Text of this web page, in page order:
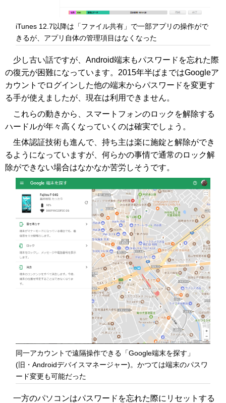
iTunes 12.7以降は「ファイル共有」で一部アプリの操作がで
きるが、アプリ自体の管理項目はなくなった
少し古い話ですが、Android端末もパスワードを忘れた際
の復元が困難になっています。2015年半ばまではGoogleア
カウントでログインした他の端末からパスワードを変更す
る手が使えましたが、現在は利用できません。
これらの動きから、スマートフォンのロックを解除する
ハードルが年々高くなっていくのは確実でしょう。
生体認証技術も進んで、持ち主は楽に施錠と解除ができ
るようになっていますが、何らかの事情で通常のロック解
除ができない場合はなかなか苦労しそうです。
同一アカウントで遠隔操作できる「Google端末を探す」
(旧・Androidデバイスマネージャー)。かつては端末のパスワ
ード変更も可能だった
一方のパソコンはパスワードを忘れた際にリセットする